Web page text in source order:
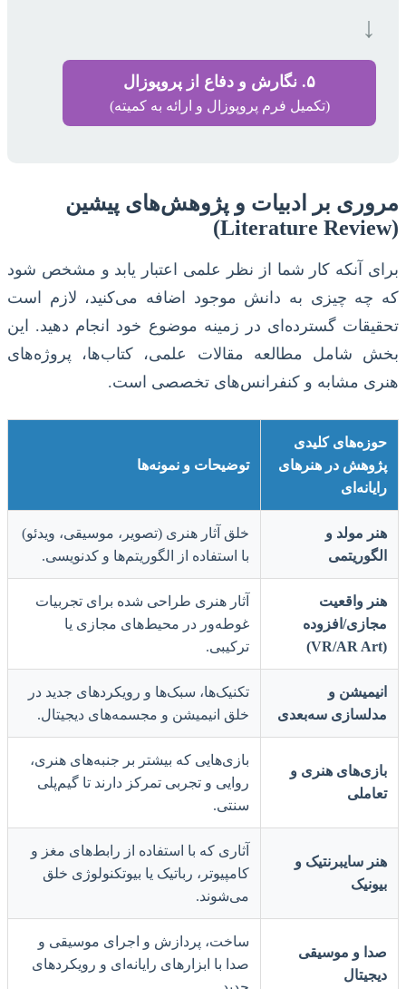
↓
۵. نگارش و دفاع از پروپوزال
(تکمیل فرم پروپوزال و ارائه به کمیته)
مروری بر ادبیات و پژوهش‌های پیشین
(Literature Review)
برای آنکه کار شما از نظر علمی اعتبار یابد و مشخص شود
که چه چیزی به دانش موجود اضافه می‌کنید، لازم است
تحقیقات گسترده‌ای در زمینه موضوع خود انجام دهید. این
بخش شامل مطالعه مقالات علمی، کتاب‌ها، پروژه‌های
هنری مشابه و کنفرانس‌های تخصصی است.
حوزه‌های کلیدی
پژوهش در هنرهای
رایانه‌ای
توضیحات و نمونه‌ها
هنر مولد و
الگوریتمی
خلق آثار هنری (تصویر، موسیقی، ویدئو)
با استفاده از الگوریتم‌ها و کدنویسی.
هنر واقعیت
مجازی/افزوده
(VR/AR Art)
آثار هنری طراحی شده برای تجربیات
غوطه‌ور در محیط‌های مجازی یا
ترکیبی.
انیمیشن و
مدلسازی سه‌بعدی
تکنیک‌ها، سبک‌ها و رویکردهای جدید در
خلق انیمیشن و مجسمه‌های دیجیتال.
بازی‌های هنری و
تعاملی
بازی‌هایی که بیشتر بر جنبه‌های هنری،
روایی و تجربی تمرکز دارند تا گیم‌پلی
سنتی.
هنر سایبرنتیک و
بیونیک
آثاری که با استفاده از رابط‌های مغز و
کامپیوتر، رباتیک یا بیوتکنولوژی خلق
می‌شوند.
صدا و موسیقی
دیجیتال
ساخت، پردازش و اجرای موسیقی و
صدا با ابزارهای رایانه‌ای و رویکردهای